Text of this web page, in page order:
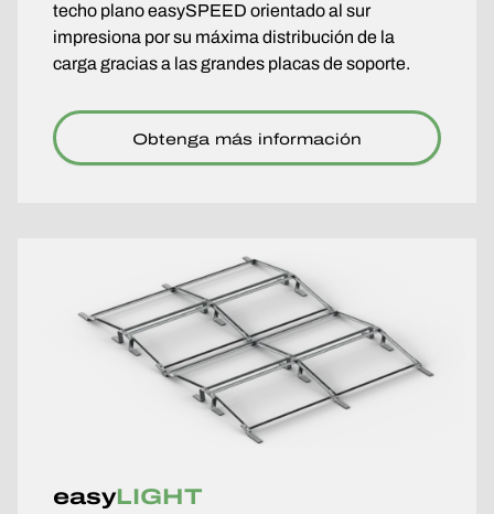
techo plano easySPEED orientado al sur
impresiona por su máxima distribución de la
carga gracias a las grandes placas de soporte.
Obtenga más información
easyLIGHT